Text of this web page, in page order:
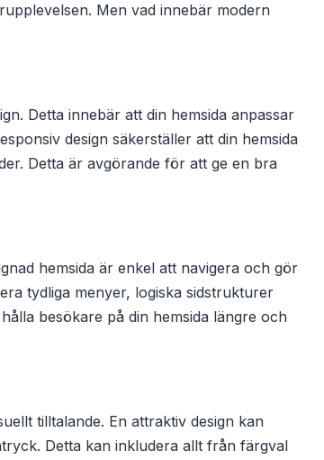
Men vad innebär modern
Detta innebär att din hemsida anpassar
design säkerställer att din hemsida
Detta är avgörande för att ge en bra
hemsida är enkel att navigera och gör
tydliga menyer, logiska sidstrukturer
besökare på din hemsida längre och
tilltalande. En attraktiv design kan
Detta kan inkludera allt från färgval